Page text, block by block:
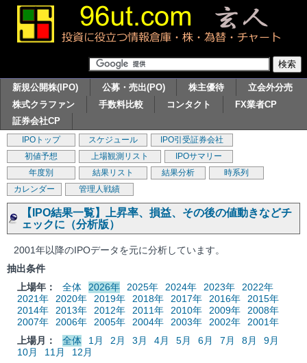
新規公開株(IPO) 公募・売出(PO) 株主優待
立会外分売
株式クラファン
手数料比較 コンタクト
FX業者CP
証券会社CP
IPOトップ スケジュール
IPO引受証券会社
初値予想
上場観測リスト
IPOサマリー
年度別
結果リスト 結果分析
時系列
カレンダー
管理人戦績
【IPO結果一覧】上昇率、損益、その後の値動きなどチ
ェックに（分析版）
2001年以降のIPOデータを元に分析しています。
抽出条件
上場年：
全体 2026年 2025年 2024年 2023年
2022年
2021年
2020年 2019年 2018年 2017年 2016年
2015年
2014年
2013年 2012年 2011年 2010年 2009年
2008年
2007年
2006年 2005年 2004年 2003年 2002年
2001年
上場月：
全体 1月 2月 3月 4月 5月 6月 7月 8月
9月
10月
11月
12月